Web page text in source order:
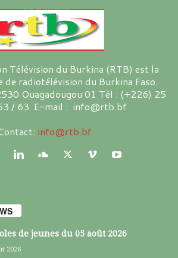
Télévision du Burkina (RTB) est la
de radiotélévision du Burkina Faso.
Ouagadougou 01 Tél : (+226) 25
/ 63 E-mail : info@rtb.bf
info@rtb.bf
de jeunes du 05 août 2026
2026